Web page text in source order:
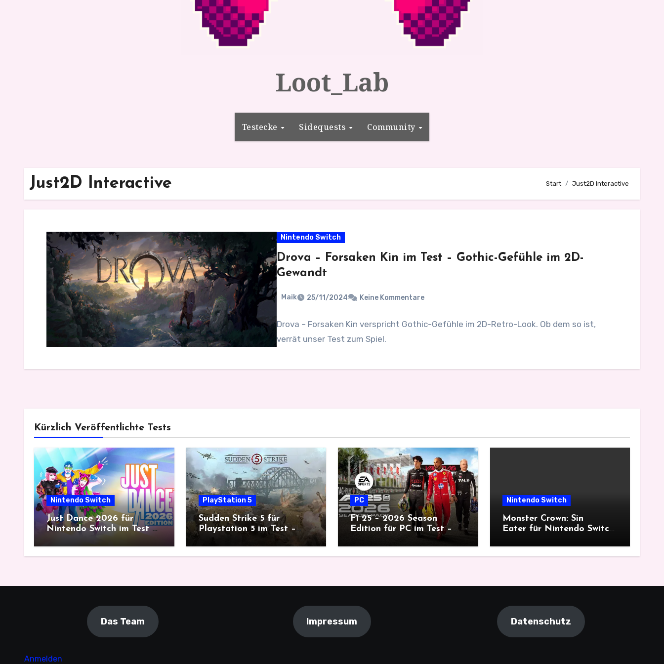
Loot_Lab
Testecke Sidequests Community
Just2D Interactive Start Just2D Interactive
Nintendo Switch
Drova – Forsaken Kin im Test – Gothic-Gefühle im 2D-
Gewandt
Maik 25/11/2024 Keine Kommentare
Drova – Forsaken Kin verspricht Gothic-Gefühle im 2D-Retro-Look. Ob dem so ist,
verrät unser Test zum Spiel.
Kürzlich Veröffentlichte Tests
Nintendo Switch
Just Dance 2026 für
Nintendo Switch im Test –
Gemeinsam tanzt es sich
besser
PlayStation 5
Sudden Strike 5 für
Playstation 5 im Test –
historische Echtzeit-Taktik
mit Tiefgang
PC
F1 25 – 2026 Season
Edition für PC im Test –
Zeit für neue Rennen
Nintendo Switch
Monster Crown: Sin
Eater für Nintendo Switch
Monsterfang
Das Team Impressum Datenschutz
Anmelden